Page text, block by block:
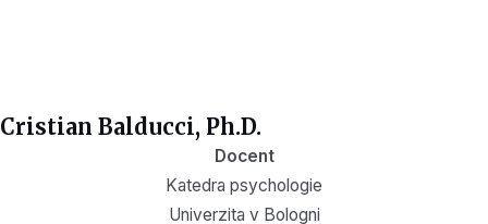
Cristian Balducci, Ph.D.
Docent
Katedra psychologie
Univerzita v Bologni